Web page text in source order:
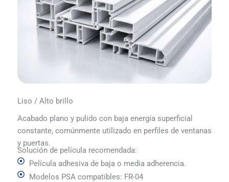
Liso / Alto brillo
Acabado plano y pulido con baja energía superficial
constante, comúnmente utilizado en perfiles de ventanas
y puertas.
Solución de película recomendada:
Película adhesiva de baja o media adherencia.
Modelos PSA compatibles: FR-04